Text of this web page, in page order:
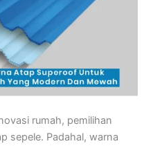
rumah, pemilihan
sepele. Padahal, warna